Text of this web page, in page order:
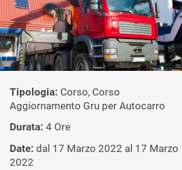
Tipologia: Corso, Corso
Aggiornamento Gru per Autocarro
Durata: 4 Ore
Date: dal 17 Marzo 2022 al 17 Marzo
2022